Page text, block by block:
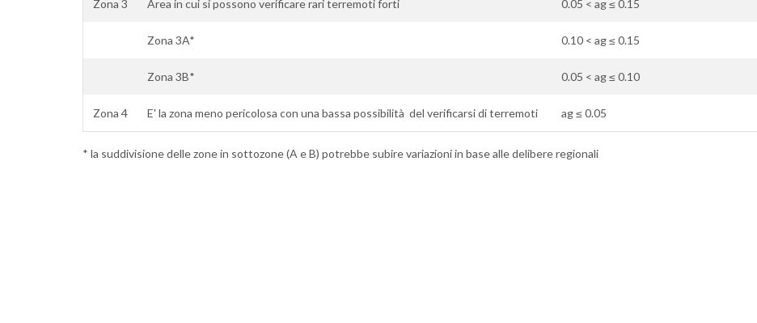
Zona 3 Area in cui si possono verificare rari terremoti forti 0.05 < ag ≤ 0.15
Zona 3A* 0.10 < ag ≤ 0.15
Zona 3B* 0.05 < ag ≤ 0.10
Zona 4 E' la zona meno pericolosa con una bassa possibilità del verificarsi di terremoti ag ≤ 0.05
* la suddivisione delle zone in sottozone (A e B) potrebbe subire variazioni in base alle delibere regionali